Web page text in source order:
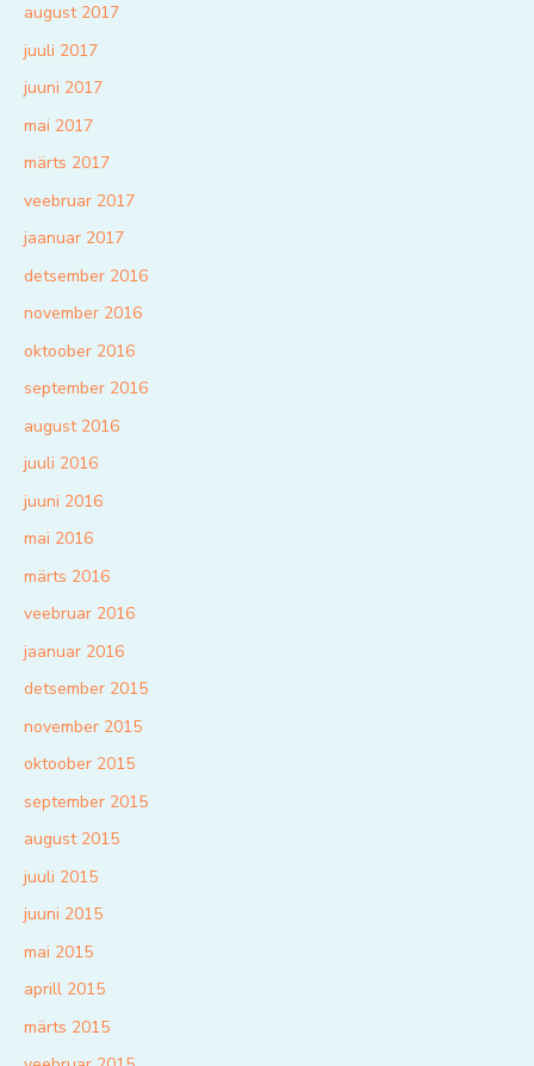
august 2017
juuli 2017
juuni 2017
mai 2017
märts 2017
veebruar 2017
jaanuar 2017
detsember 2016
november 2016
oktoober 2016
september 2016
august 2016
juuli 2016
juuni 2016
mai 2016
märts 2016
veebruar 2016
jaanuar 2016
detsember 2015
november 2015
oktoober 2015
september 2015
august 2015
juuli 2015
juuni 2015
mai 2015
aprill 2015
märts 2015